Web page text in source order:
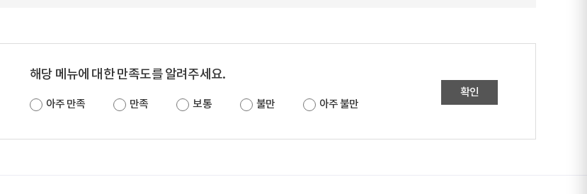
해당 메뉴에 대한 만족도를 알려주세요.
아주 만족 만족 보통 불만 아주 불만
확인